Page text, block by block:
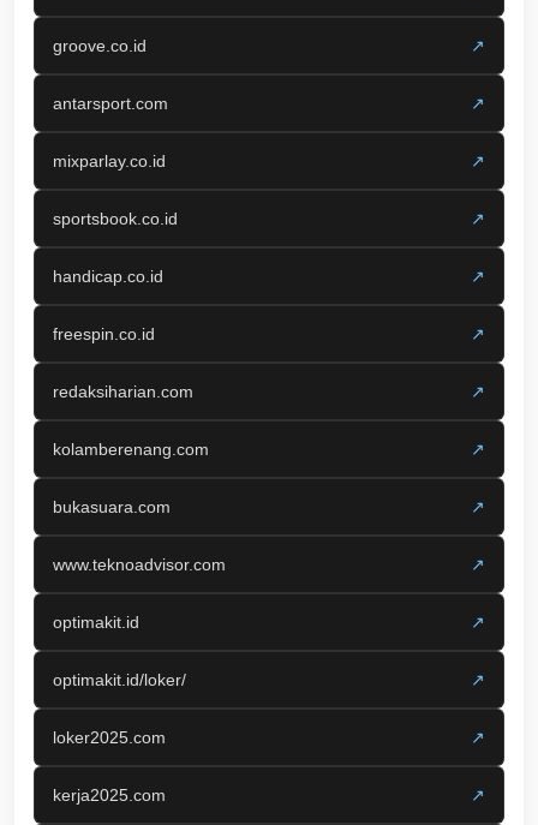
groove.co.id ↗
antarsport.com ↗
mixparlay.co.id ↗
sportsbook.co.id ↗
handicap.co.id ↗
freespin.co.id ↗
redaksiharian.com ↗
kolamberenang.com ↗
bukasuara.com ↗
www.teknoadvisor.com ↗
optimakit.id ↗
optimakit.id/loker/ ↗
loker2025.com ↗
kerja2025.com ↗